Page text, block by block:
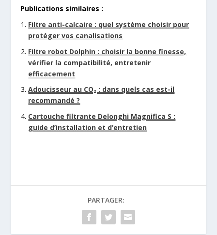
Publications similaires :
Filtre anti-calcaire : quel système choisir pour
protéger vos canalisations
Filtre robot Dolphin : choisir la bonne finesse,
vérifier la compatibilité, entretenir
efficacement
Adoucisseur au CO₂ : dans quels cas est-il
recommandé ?
Cartouche filtrante Delonghi Magnifica S :
guide d’installation et d’entretien
PARTAGER: